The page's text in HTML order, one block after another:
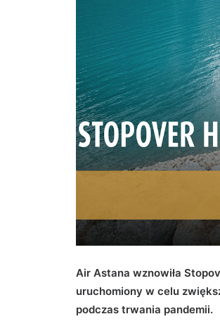
Air Astana wznowiła
uruchomiony w celu
podczas trwania pandemii.